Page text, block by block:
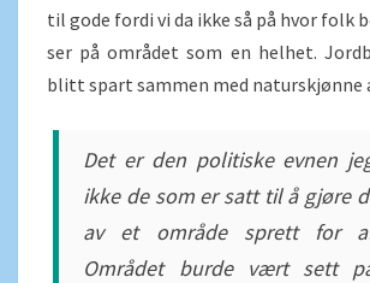
til gode fordi vi da ikke så på hvor folk
ser på området som en helhet.
blitt spart sammen med naturskjønne
Det er den politiske evnen
ikke de som er satt til å gjøre
av et område sprett for
Området burde vært sett